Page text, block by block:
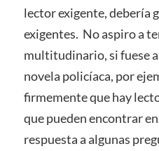
lector exigente, debería
exigentes. No aspiro a
multitudinario, si fuese
novela policíaca, por
firmemente que hay
que pueden encontrar
respuesta a algunas